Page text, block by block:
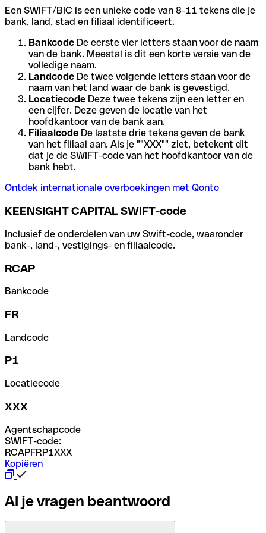
Een SWIFT/BIC is een unieke code van 8-11 tekens die je
bank, land, stad en filiaal identificeert.
Bankcode De eerste vier letters staan voor de naam
van de bank. Meestal is dit een korte versie van de
volledige naam.
Landcode De twee volgende letters staan voor de
naam van het land waar de bank is gevestigd.
Locatiecode Deze twee tekens zijn een letter en
een cijfer. Deze geven de locatie van het
hoofdkantoor van de bank aan.
Filiaalcode De laatste drie tekens geven de bank
van het filiaal aan. Als je ""XXX"" ziet, betekent dit
dat je de SWIFT-code van het hoofdkantoor van de
bank hebt.
Ontdek internationale overboekingen met Qonto
KEENSIGHT CAPITAL SWIFT-code
Inclusief de onderdelen van uw Swift-code, waaronder
bank-, land-, vestigings- en filiaalcode.
RCAP
Bankcode
FR
Landcode
P1
Locatiecode
XXX
Agentschapcode
SWIFT-code:
RCAPFRP1XXX
Kopiëren
Al je vragen beantwoord